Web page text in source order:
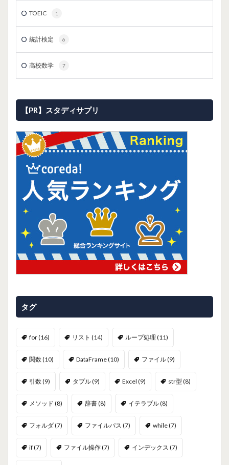
TOEIC 1
統計検定 6
高校数学 7
【PR】スタディサプリ
タグ
for(16) リスト (14) ループ処理 (11)
関数(10) DataFrame(10) ファイル(9)
引数(9) タプル(9) Excel (9) str型 (8)
メソッド (8) 辞書(8) イテラブル(8)
フォルダ(7) ファイルパス (7) while(7)
if(7) ファイル操作(7) インデックス (7)